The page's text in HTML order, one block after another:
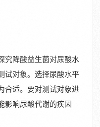
究降酸益生菌对尿酸水
试对象。选择尿酸水平
合适。要对测试对象进
影响尿酸代谢的疾因